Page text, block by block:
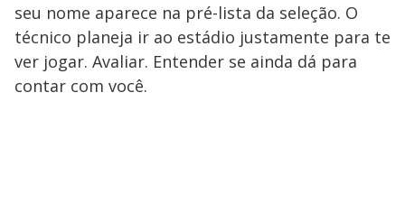
seu nome aparece na pré-lista da seleção. O
técnico planeja ir ao estádio justamente para te
ver jogar. Avaliar. Entender se ainda dá para
contar com você.